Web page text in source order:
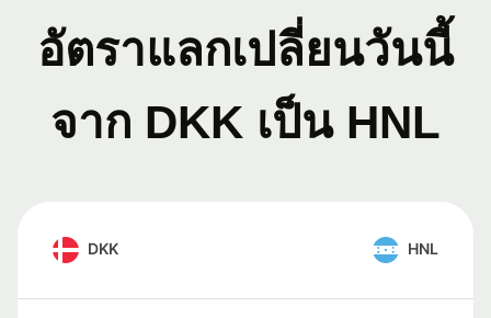
อัตราแลกเปลี่ยนวันนี้
จาก DKK เป็น HNL
DKK HNL